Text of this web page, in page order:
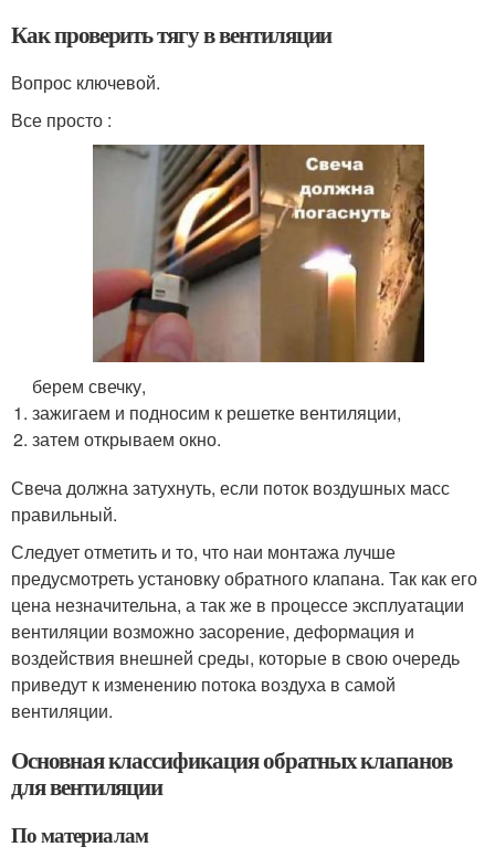
Как проверить тягу в вентиляции
Вопрос ключевой.
Все просто :
берем свечку,
зажигаем и подносим к решетке вентиляции,
затем открываем окно.
Свеча должна затухнуть, если поток воздушных масс
правильный.
Следует отметить и то, что наи монтажа лучше
предусмотреть установку обратного клапана. Так как его
цена незначительна, а так же в процессе эксплуатации
вентиляции возможно засорение, деформация и
воздействия внешней среды, которые в свою очередь
приведут к изменению потока воздуха в самой
вентиляции.
Основная классификация обратных клапанов
для вентиляции
По материалам